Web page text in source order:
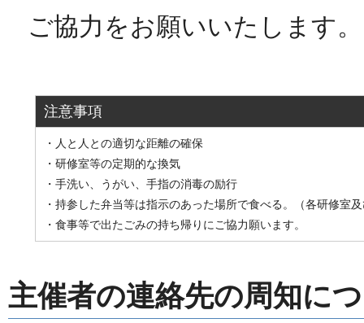
ご協力をお願いいたします。
注意事項
・人と人との適切な距離の確保
・研修室等の定期的な換気
・手洗い、うがい、手指の消毒の励行
・持参した弁当等は指示のあった場所で食べる。（各研修室
・食事等で出たごみの持ち帰りにご協力願います。
主催者の連絡先の周知に